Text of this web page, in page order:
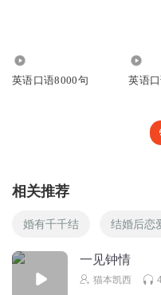
英语口语8000句 英语
相关推荐
婚有千千结 结婚后恋
一见钟情
猫本凯西